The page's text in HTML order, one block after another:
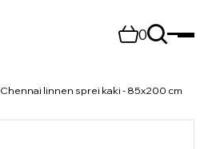
0
Chennai linnen sprei kaki - 85x200 cm